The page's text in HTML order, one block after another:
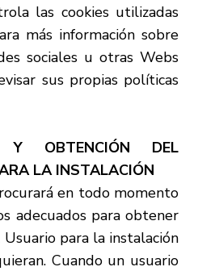
las cookies utilizadas
más información sobre
sociales u otras Webs
sus propias políticas
Y OBTENCIÓN DEL
LA INSTALACIÓN
en todo momento
adecuados para obtener
para la instalación
Cuando un usuario